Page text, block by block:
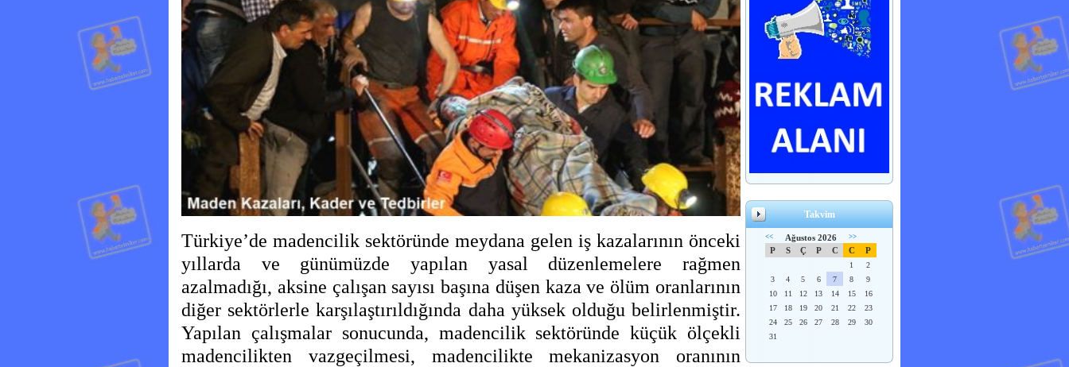
Türkiye’de madencilik sektöründe meydana gelen iş kazalarının önceki
yıllarda ve günümüzde yapılan yasal düzenlemelere rağmen
azalmadığı, aksine çalışan sayısı başına düşen kaza ve ölüm oranlarının
diğer sektörlerle karşılaştırıldığında daha yüksek olduğu belirlenmiştir.
Yapılan çalışmalar sonucunda, madencilik sektöründe küçük ölçekli
madencilikten vazgeçilmesi, madencilikte mekanizasyon oranının
Takvim
<< Ağustos 2026 >>
P S Ç P C C P
1
2
3
4 5 6 7 8
9
10
11 12 13 14 15
16
17
18 19 20 21 22
23
24
25 26 27 28 29
30
31